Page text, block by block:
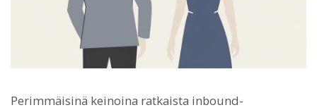
Perimmäisinä keinoina ratkaista inbound-